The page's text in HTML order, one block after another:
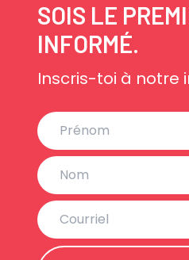
SOIS LE
INFORMÉ.
Inscris-toi à notre